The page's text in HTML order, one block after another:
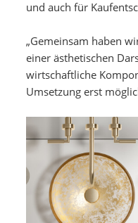
und auch für
„Gemeinsam haben
einer ästhetischen
wirtschaftliche
Umsetzung erst